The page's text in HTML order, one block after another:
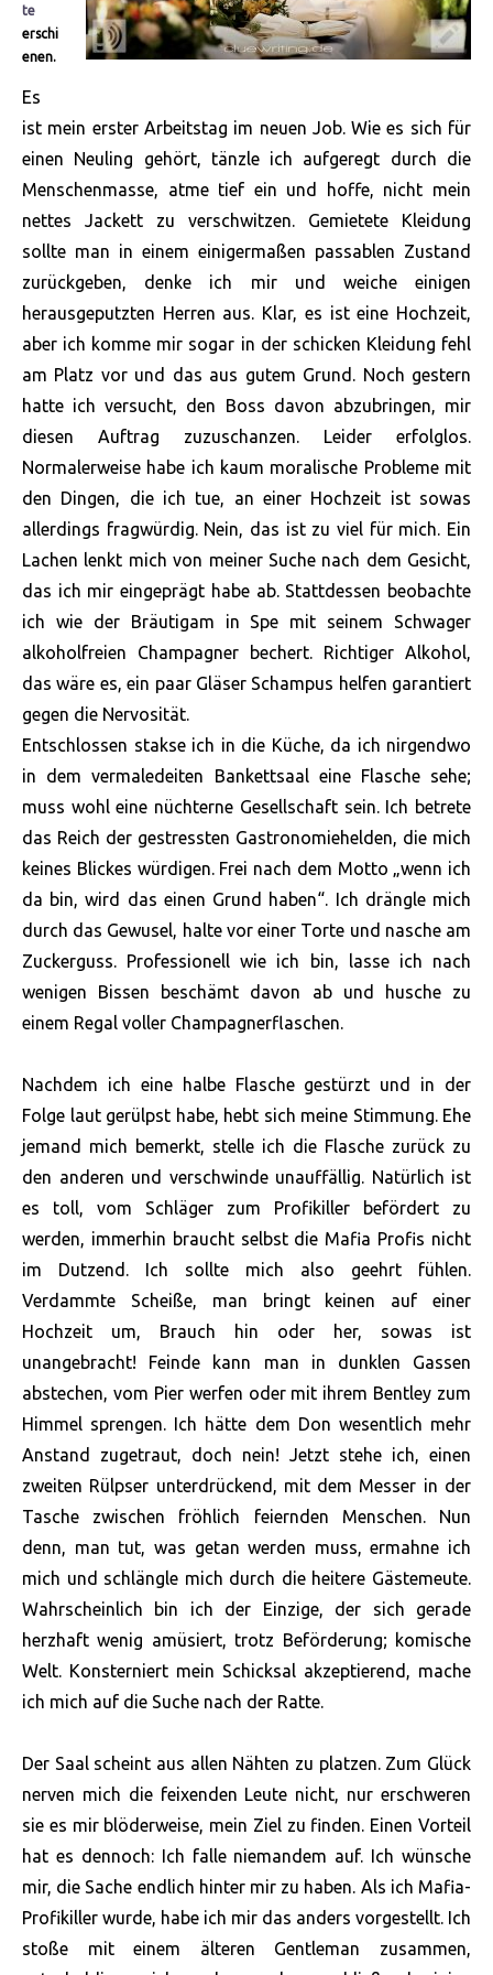
te
erschi
enen.
Es
ist mein erster Arbeitstag im neuen Job. Wie es sich für
einen Neuling gehört, tänzle ich aufgeregt durch die
Menschenmasse, atme tief ein und hoffe, nicht mein
nettes Jackett zu verschwitzen. Gemietete Kleidung
sollte man in einem einigermaßen passablen Zustand
zurückgeben, denke ich mir und weiche einigen
herausgeputzten Herren aus. Klar, es ist eine Hochzeit,
aber ich komme mir sogar in der schicken Kleidung fehl
am Platz vor und das aus gutem Grund. Noch gestern
hatte ich versucht, den Boss davon abzubringen, mir
diesen Auftrag zuzuschanzen. Leider erfolglos.
Normalerweise habe ich kaum moralische Probleme mit
den Dingen, die ich tue, an einer Hochzeit ist sowas
allerdings fragwürdig. Nein, das ist zu viel für mich. Ein
Lachen lenkt mich von meiner Suche nach dem Gesicht,
das ich mir eingeprägt habe ab. Stattdessen beobachte
ich wie der Bräutigam in Spe mit seinem Schwager
alkoholfreien Champagner bechert. Richtiger Alkohol,
das wäre es, ein paar Gläser Schampus helfen garantiert
gegen die Nervosität.
Entschlossen stakse ich in die Küche, da ich nirgendwo
in dem vermaledeiten Bankettsaal eine Flasche sehe;
muss wohl eine nüchterne Gesellschaft sein. Ich betrete
das Reich der gestressten Gastronomiehelden, die mich
keines Blickes würdigen. Frei nach dem Motto „wenn ich
da bin, wird das einen Grund haben“. Ich drängle mich
durch das Gewusel, halte vor einer Torte und nasche am
Zuckerguss. Professionell wie ich bin, lasse ich nach
wenigen Bissen beschämt davon ab und husche zu
einem Regal voller Champagnerflaschen.
Nachdem ich eine halbe Flasche gestürzt und in der
Folge laut gerülpst habe, hebt sich meine Stimmung. Ehe
jemand mich bemerkt, stelle ich die Flasche zurück zu
den anderen und verschwinde unauffällig. Natürlich ist
es toll, vom Schläger zum Profikiller befördert zu
werden, immerhin braucht selbst die Mafia Profis nicht
im Dutzend. Ich sollte mich also geehrt fühlen.
Verdammte Scheiße, man bringt keinen auf einer
Hochzeit um, Brauch hin oder her, sowas ist
unangebracht! Feinde kann man in dunklen Gassen
abstechen, vom Pier werfen oder mit ihrem Bentley zum
Himmel sprengen. Ich hätte dem Don wesentlich mehr
Anstand zugetraut, doch nein! Jetzt stehe ich, einen
zweiten Rülpser unterdrückend, mit dem Messer in der
Tasche zwischen fröhlich feiernden Menschen. Nun
denn, man tut, was getan werden muss, ermahne ich
mich und schlängle mich durch die heitere Gästemeute.
Wahrscheinlich bin ich der Einzige, der sich gerade
herzhaft wenig amüsiert, trotz Beförderung; komische
Welt. Konsterniert mein Schicksal akzeptierend, mache
ich mich auf die Suche nach der Ratte.
Der Saal scheint aus allen Nähten zu platzen. Zum Glück
nerven mich die feixenden Leute nicht, nur erschweren
sie es mir blöderweise, mein Ziel zu finden. Einen Vorteil
hat es dennoch: Ich falle niemandem auf. Ich wünsche
mir, die Sache endlich hinter mir zu haben. Als ich Mafia-
Profikiller wurde, habe ich mir das anders vorgestellt. Ich
stoße mit einem älteren Gentleman zusammen,